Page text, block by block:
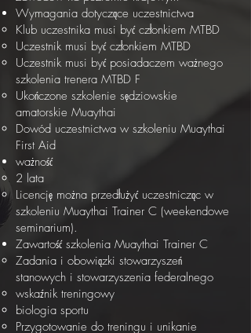
Wymagania dotyczące uczestnictwa
Klub uczestnika musi być członkiem MTBD
Uczestnik musi być członkiem MTBD
Uczestnik musi być posiadaczem ważnego
szkolenia trenera MTBD F
Ukończone szkolenie sędziowskie
amatorskie Muaythai
Dowód uczestnictwa w szkoleniu Muaythai
First Aid
ważność
2 lata
Licencję można przedłużyć uczestnicząc w
szkoleniu Muaythai Trainer C (weekendowe
seminarium).
Zawartość szkolenia Muaythai Trainer C
Zadania i obowiązki stowarzyszeń
stanowych i stowarzyszenia federalnego
wskaźnik treningowy
biologia sportu
Przygotowanie do treningu i unikanie